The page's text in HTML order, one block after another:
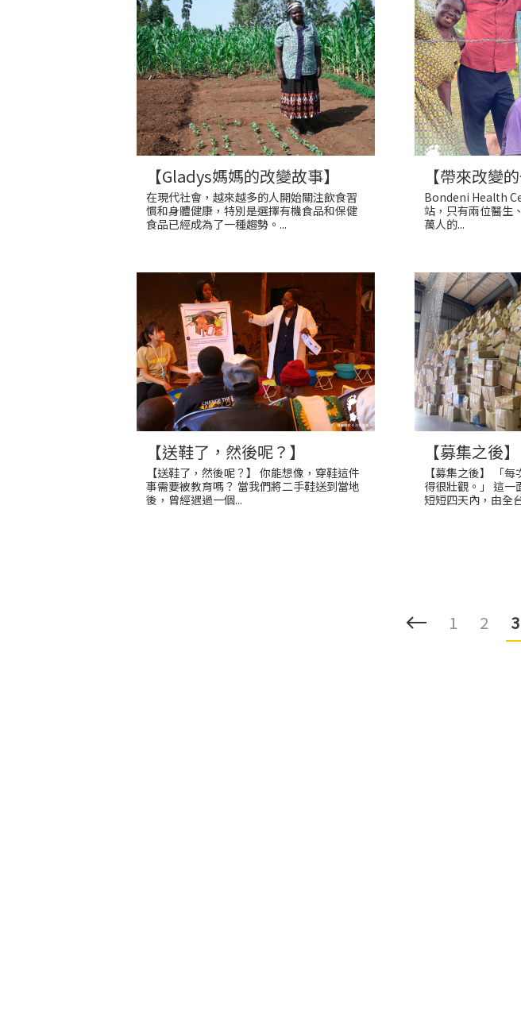
【Gladys媽媽的改變故事】
在現代社會，越來越多的人開始關注飲食習
慣和身體健康，特別是選擇有機食品和保健
食品已經成為了一種趨勢。...
【帶來改變
Bondeni Health
站，只有兩位醫生
萬人的...
【送鞋了，然後呢？】
【送鞋了，然後呢？】 你能想像，穿鞋這件
事需要被教育嗎？ 當我們將二手鞋送到當地
後，曾經遇過一個...
【募集之後】
【募集之後】 「
得很壯觀。」 這一
短短四天內，由全
1 2 3